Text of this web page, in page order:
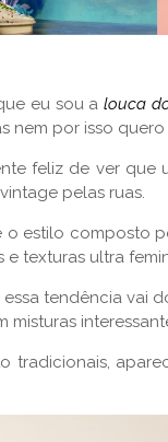
eu sou a louca
nem por isso
feliz de ver que
pelas ruas.
o estilo composto
texturas ultra
tendência vai
tradicionais,